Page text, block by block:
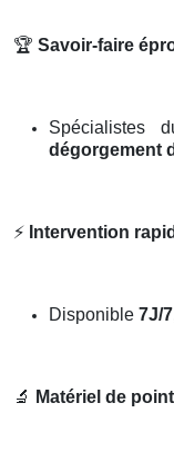
🏆 Savoir-faire
Spécialistes
dégorgement
⚡ Intervention
Disponible 7J/
🔬 Matériel de